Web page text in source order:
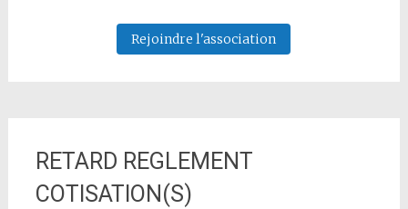
Rejoindre l'association
RETARD REGLEMENT
COTISATION(S)